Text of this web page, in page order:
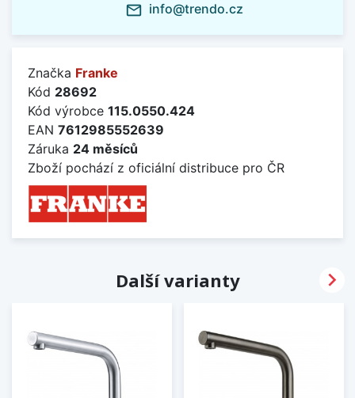
mail_outline info@trendo.cz
Značka Franke
Kód 28692
Kód výrobce 115.0550.424
EAN 7612985552639
Záruka 24 měsíců
Zboží pochází z oficiální distribuce pro ČR
Další varianty 